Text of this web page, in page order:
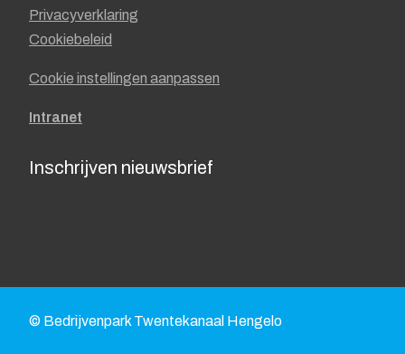
Privacyverklaring
Cookiebeleid
Cookie instellingen aanpassen
Intranet
Inschrijven nieuwsbrief
© Bedrijvenpark Twentekanaal Hengelo